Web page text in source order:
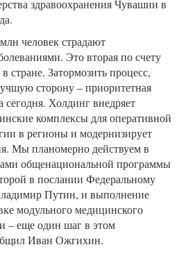
здравоохранения Чувашии в
человек страдают
Это вторая по счету
стране. Затормозить процесс,
сторону – приоритетная
Холдинг внедряет
комплексы для оперативной
в регионы и модернизирует
Мы планомерно действуем в
общенациональной программы
в послании Федеральному
Путин, и выполнение
модульного медицинского
– еще один шаг в этом
Иван Ожгихин.